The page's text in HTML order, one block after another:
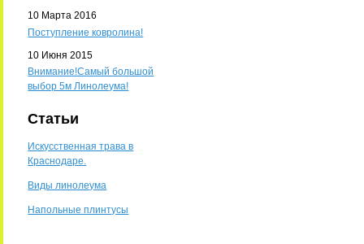
10 Марта 2016
Поступление ковролина!
10 Июня 2015
Внимание!Самый большой
выбор 5м Линолеума!
Статьи
Искусственная трава в
Краснодаре.
Виды линолеума
Напольные плинтусы